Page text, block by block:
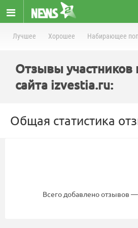
Лучшее Хорошее Набирающее
Отзывы участников
сайта izvestia.ru:
Общая статистика
Всего добавлено отзывов